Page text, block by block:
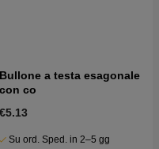
Bullone a testa esagonale
con co
€5.13
Su ord. Sped. in 2–5 gg